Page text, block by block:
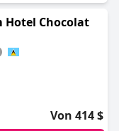
Hotel Chocolat
Von 414 $